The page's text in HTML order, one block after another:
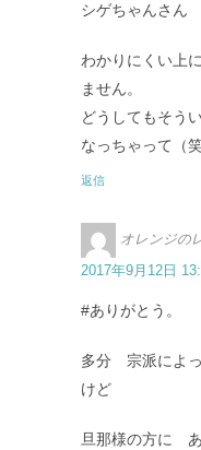
シゲちゃんさん
わかりにくい上
ません。
どうしてもそう
なっちゃって（笑
返信
オレンジの
2017年9月12日
#ありがとう。
多分 宗派によ
けど
旦那様の方に